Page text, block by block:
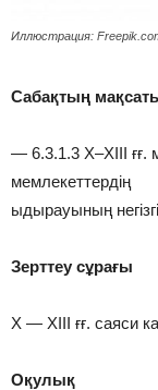
Иллюстрация:
Сабақтың
— 6.3.1.3 X–XIII ғғ.
мемлекеттердің
ыдырауының
Зерттеу сұрағы
X — XIII ғғ. саяси
Оқулық